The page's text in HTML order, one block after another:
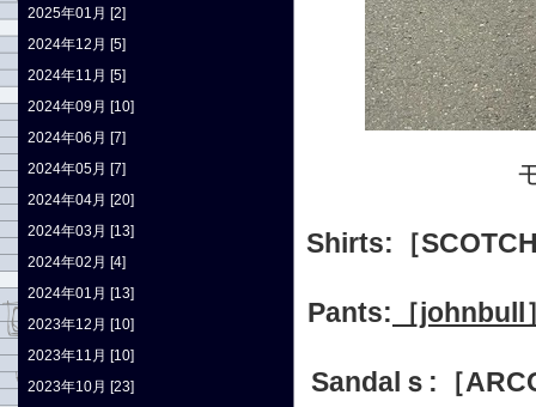
Shirts:［
Pants: ［
Sandalｓ: ［
2025年01月 [2]
2024年12月 [5]
2024年11月 [5]
2024年09月 [10]
2024年06月 [7]
2024年05月 [7]
2024年04月 [20]
2024年03月 [13]
2024年02月 [4]
2024年01月 [13]
2023年12月 [10]
2023年11月 [10]
2023年10月 [23]